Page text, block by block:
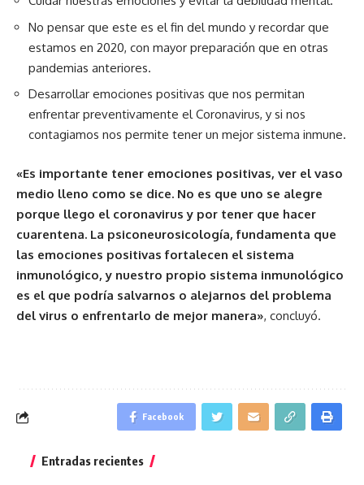
No pensar que este es el fin del mundo y recordar que
estamos en 2020, con mayor preparación que en otras
pandemias anteriores.
Desarrollar emociones positivas que nos permitan
enfrentar preventivamente el Coronavirus, y si nos
contagiamos nos permite tener un mejor sistema inmune.
«Es importante tener emociones positivas, ver el vaso
medio lleno como se dice. No es que uno se alegre
porque llego el coronavirus y por tener que hacer
cuarentena. La psiconeurosicología, fundamenta que
las emociones positivas fortalecen el sistema
inmunológico, y nuestro propio sistema inmunológico
es el que podría salvarnos o alejarnos del problema
del virus o enfrentarlo de mejor manera», concluyó.
Facebook
Entradas recientes